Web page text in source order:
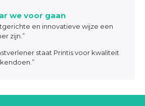
we voor gaan
en innovatieve wijze een
zijn.”
staat Printis voor kwaliteit